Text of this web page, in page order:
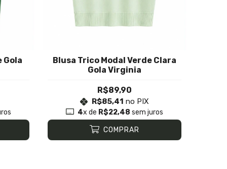
Gola
Blusa Trico Modal Verde Clara
Gola Virginia
R$89,90
R$85,41 no PIX
4x de R$22,48 sem juros
COMPRAR